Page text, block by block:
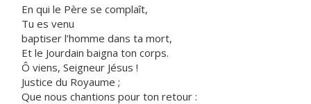
En qui le Père se complaît,
Tu es venu
baptiser l’homme dans ta mort,
Et le Jourdain baigna ton corps.
Ô viens, Seigneur Jésus !
Justice du Royaume ;
Que nous chantions pour ton retour :